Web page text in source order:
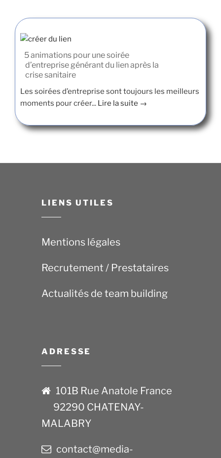
5 animations pour une soirée
d’entreprise générant du lien après la
crise sanitaire
Les soirées d’entreprise sont toujours les meilleurs
moments pour créer... Lire la suite →
LIENS UTILES
Mentions légales
Recrutement / Prestataires
Actualités de team building
ADRESSE
101B Rue Anatole France
92290 CHATENAY-
MALABRY
contact@media-